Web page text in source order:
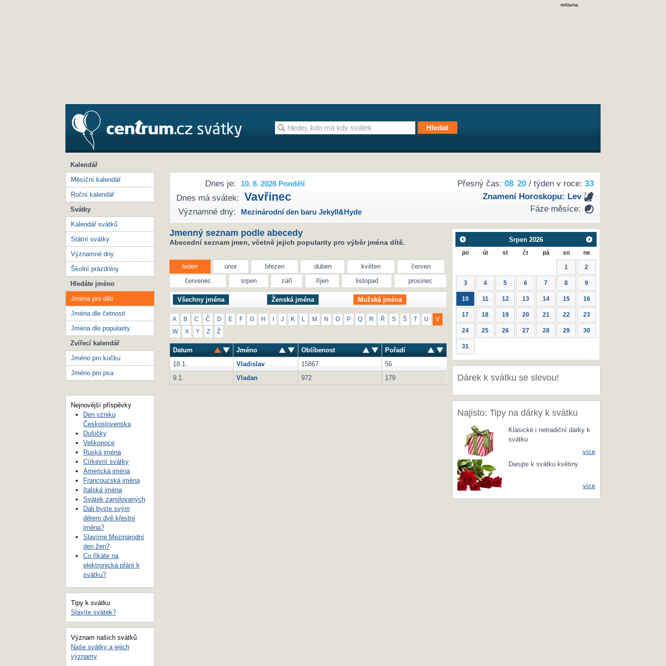
reklama
Přesný čas: 08 20/ týden v roce: 33
Znamení Horoskopu: Lev
Fáze měsíce:
Dnes je: 10. 8. 2026 Pondělí
Dnes má svátek: Vavřinec
Významné dny: Mezinárodní den baru Jekyll&Hyde
Jmenný seznam podle abecedy
Abecední seznam jmen, včetně jejich popularity pro výběr jména dítě.
leden únor březen duben květen
červen
červenec
srpen září říjen listopad prosinec
Všechny jména Ženská jména Mužská jména
A B C Č D E F G H J K M N O P Q R Ř S Š T U V
W X Y Z Ž
Datum Jméno Oblíbenost
Pořadí
18.1.
Vladislav 15867
56
9.1.
Vladan 972 179
Srpen 2026
po út st čt pá so ne
1 2
3 4 5 6 7 8 9
10 11 12 13 14 15 16
17 18 19 20 21 22 23
24 25 26 27 28 29 30
31
Dárek k svátku se slevou!
Najisto: Tipy na dárky k svátku
Klasické i netradiční dárky k
svátku
více
Darujte k svátku květiny
více
Kalendář
Měsíční kalendář
Roční kalendář
Svátky
Kalendář svátků
Státní svátky
Významné dny
Školní prázdniny
Hledáte jméno
Jména pro děti
Jména dle četnosti
Jména dle popularity
Zvířecí kalendář
Jméno pro kočku
Jméno pro psa
Nejnovější příspěvky
Den vzniku
Československa
Dušičky
Velikonoce
Ruská jména
Církevní svátky
Americká jména
Francouzská jména
Italská jména
Svátek zamilovaných
Dali byste svým
dětem dvě křestní
jména?
Slavíme Mezinárodní
den žen?
Co říkáte na
elektronická přání k
svátku?
Tipy k svátku
Slavíte svátek?
Význam našich svátků
Naše svátky a jejich
významy